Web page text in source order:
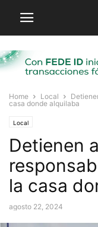
Home Local
casa donde alquilaba
Local
Detienen
la casa
agosto 22, 2024